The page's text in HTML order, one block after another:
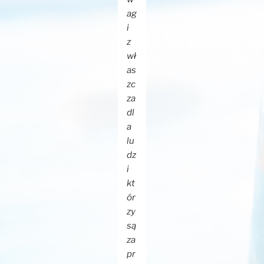
ag
i
z
wł
as
zc
za
dl
a
lu
dz
i
kt
ór
zy
są
za
pr